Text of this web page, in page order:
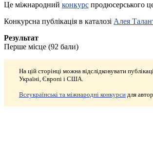
Це міжнародний конкурс продюсерського
Конкурсна публікація в каталозі Алея
Результат
Перше місце (92 бали)
На цій сторінці можна відслідковувати
Україні, Європі і США.
Всеукраїнські та міжнародні конкурсидля